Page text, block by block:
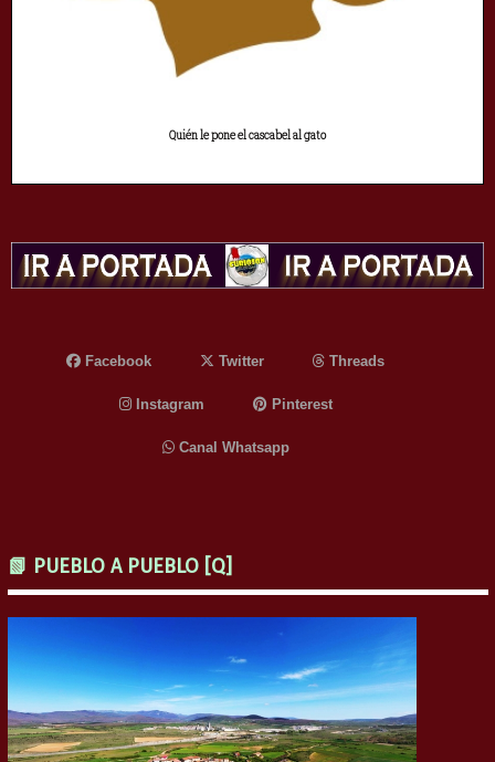
Quién le pone el cascabel al gato
Facebook Twitter Threads
Instagram Pinterest
Canal Whatsapp
📗 PUEBLO A PUEBLO [Q]